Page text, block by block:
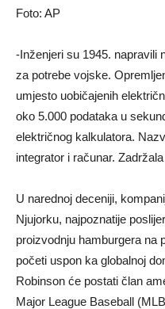
Foto: AP
-Inženjeri su 1945. napravili
za potrebe vojske.
umjesto uobičajenih
oko 5.000 podataka u
električnog kalkulatora.
integrator i računar.
U narednoj deceniji,
Njujorku, najpoznatije
proizvodnju hamburgera na
početi uspon ka globalnoj
Robinson će postati član
Major League Baseball